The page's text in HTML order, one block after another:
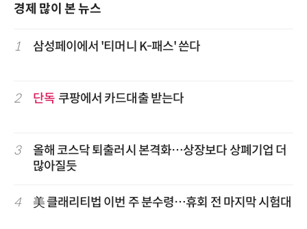
경제 많이 본 뉴스
1 삼성페이에서 '티머니 K-패스' 쓴다
2 단독 쿠팡에서 카드대출 받는다
3
올해 코스닥 퇴출러시 본격화…상장보다 상폐기업 더
많아질듯
4 美 클래리티법 이번 주 분수령…휴회 전 마지막 시험대